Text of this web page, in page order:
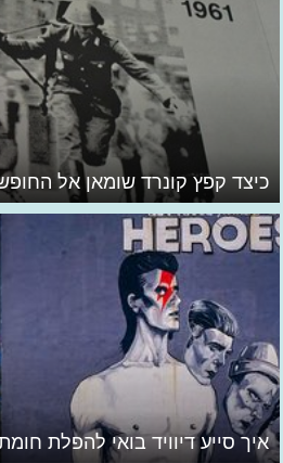
כיצד קפץ קונרד שומאן אל
איך סייע דיוויד בואי להפלת